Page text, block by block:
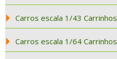
Carros escala 1/43
Carros escala 1/64